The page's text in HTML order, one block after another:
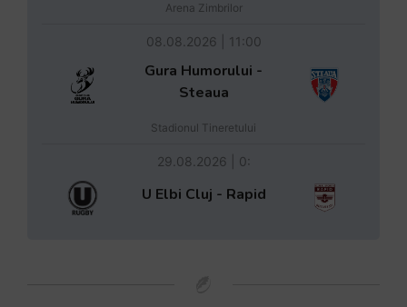
Arena Zimbrilor
08.08.2026 | 11:00
Gura Humorului -
Steaua
Stadionul Tineretului
29.08.2026 | 0:
U Elbi Cluj - Rapid